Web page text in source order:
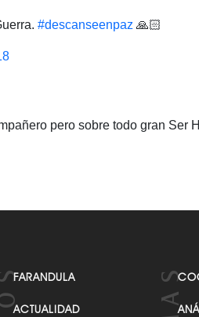
#descanseenpaz 🙏🏻
pero sobre todo gran Ser
FARANDULA
ACTUALIDAD